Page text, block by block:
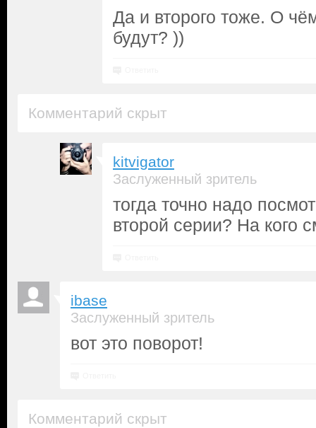
Да и второго тоже. О
будут? ))
Комментарий скрыт
kitvigator
Заслуженный зритель
тогда точно надо
второй серии? На кого
ibase
Заслуженный зритель
вот это поворот!
Комментарий скрыт